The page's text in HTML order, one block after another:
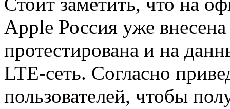
Apple Россия уже внесена
протестирована и на
LTE-сеть. Согласно
пользователей, чтобы